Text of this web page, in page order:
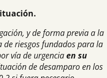
y de forma previa a la
de riesgos fundados para la
vía de urgenciaen su
de desamparo en los